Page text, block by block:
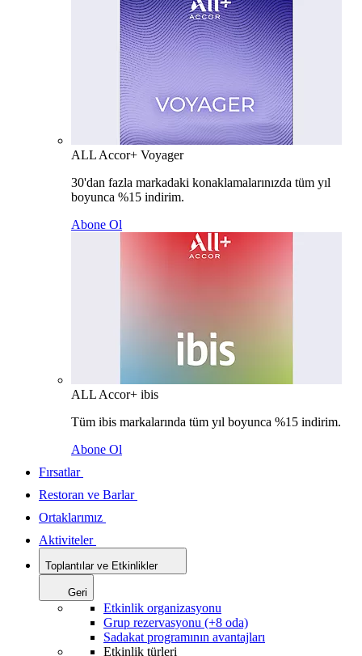
ALL Accor+ Voyager
30'dan fazla markadaki konaklamalarınızda tüm yıl
boyunca %15 indirim.
Abone Ol
ALL Accor+ ibis
Tüm ibis markalarında tüm yıl boyunca %15 indirim.
Abone Ol
Fırsatlar
Restoran ve Barlar
Ortaklarımız
Aktiviteler
Toplantılar ve Etkinlikler
Geri
Etkinlik organizasyonu
Grup rezervasyonu (+8 oda)
Sadakat programının avantajları
Etkinlik türleri